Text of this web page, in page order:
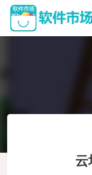
云